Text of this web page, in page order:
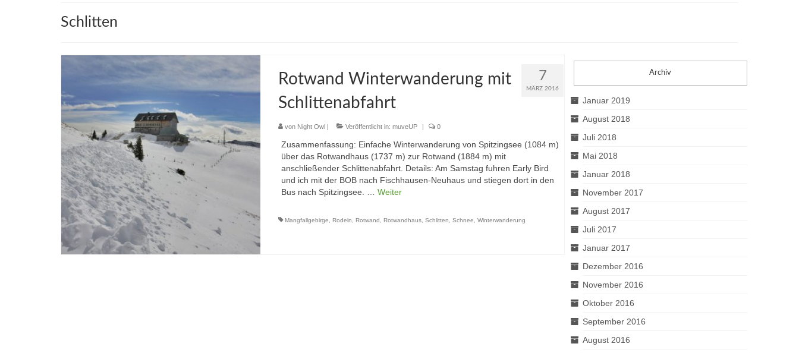
Schlitten
7
MÄRZ 2016
Rotwand Winterwanderung mit
Schlittenabfahrt
von Night Owl| Veröffentlicht in: muveUP | 0
Zusammenfassung: Einfache Winterwanderung von Spitzingsee (1084 m)
über das Rotwandhaus (1737 m) zur Rotwand (1884 m) mit
anschließender Schlittenabfahrt. Details: Am Samstag fuhren Early Bird
und ich mit der BOB nach Fischhausen-Neuhaus und stiegen dort in den
Bus nach Spitzingsee. … Weiter
Mangfallgebirge Rodeln Rotwand Rotwandhaus, Schlitten Schnee Winterwanderung
Archiv
Januar 2019
August 2018
Juli 2018
Mai 2018
Januar 2018
November 2017
August 2017
Juli 2017
Januar 2017
Dezember 2016
November 2016
Oktober 2016
September 2016
August 2016